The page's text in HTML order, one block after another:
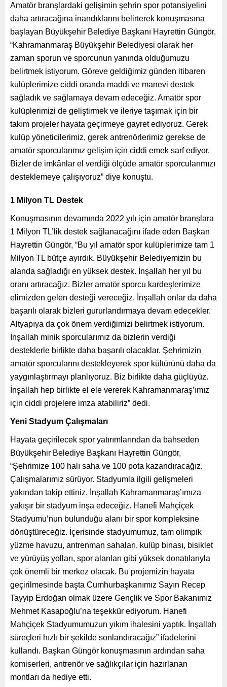
Amatör branşlardaki gelişimin şehrin spor potansiyelini
daha artıracağına inandıklarını belirterek konuşmasına
başlayan Büyükşehir Belediye Başkanı Hayrettin Güngör,
“Kahramanmaraş Büyükşehir Belediyesi olarak her
zaman sporun ve sporcunun yanında olduğumuzu
belirtmek istiyorum. Göreve geldiğimiz günden itibaren
kulüplerimize ciddi oranda maddi ve manevi destek
sağladık ve sağlamaya devam edeceğiz. Amatör spor
kulüplerimizi de geliştirmek ve ileriye taşımak için bir
takım projeler hayata geçirmeye gayret ediyoruz. Gerek
kulüp yöneticilerimiz, gerek antrenörlerimiz gerekse de
amatör sporcularımız gelişim için ciddi emek sarf ediyor.
Bizler de imkânlar el verdiği ölçüde amatör sporcularımızı
desteklemeye çalışıyoruz” diye konuştu.
1 Milyon TL Destek
Konuşmasının devamında 2022 yılı için amatör branşlara
1 Milyon TL’lik destek sağlanacağını ifade eden Başkan
Hayrettin Güngör, “Bu yıl amatör spor kulüplerimize tam 1
Milyon TL bütçe ayırdık. Büyükşehir Belediyemizin bu
alanda sağladığı en yüksek destek. İnşallah her yıl bu
oranı artıracağız. Bizler amatör sporcu kardeşlerimize
elimizden gelen desteği vereceğiz, İnşallah onlar da daha
başarılı olarak bizleri gururlandırmaya devam edecekler.
Altyapıya da çok önem verdiğimizi belirtmek istiyorum.
İnşallah minik sporcularımız da bizlerin verdiği
desteklerle birlikte daha başarılı olacaklar. Şehrimizin
amatör sporcularını destekleyerek spor kültürünü daha da
yaygınlaştırmayı planlıyoruz. Biz birlikte daha güçlüyüz.
İnşallah hep birlikte el ele vererek Kahramanmaraş’ımız
için ciddi projelere imza atabiliriz” dedi.
Yeni Stadyum Çalışmaları
Hayata geçirilecek spor yatırımlarından da bahseden
Büyükşehir Belediye Başkanı Hayrettin Güngör,
“Şehrimize 100 halı saha ve 100 pota kazandıracağız.
Çalışmalarımız sürüyor. Stadyumla ilgili gelişmeleri
yakından takip ettiniz. İnşallah Kahramanmaraş’ımıza
yakışır bir stadyum inşa edeceğiz. Hanefi Mahçiçek
Stadyumu’nun bulunduğu alanı bir spor kompleksine
dönüştüreceğiz. İçerisinde stadyumumuz, tam olimpik
yüzme havuzu, antrenman sahaları, kulüp binası, bisiklet
ve yürüyüş yolları, spor alanları gibi yüksek donatılarıyla
çok önemli bir merkez olacak. Bu projemizin hayata
geçirilmesinde başta Cumhurbaşkanımız Sayın Recep
Tayyip Erdoğan olmak üzere Gençlik ve Spor Bakanımız
Mehmet Kasapoğlu’na teşekkür ediyorum. Hanefi
Mahçiçek Stadyumumuzun yıkım ihalesini yaptık. İnşallah
süreçleri hızlı bir şekilde sonlandıracağız” ifadelerini
kullandı. Başkan Güngör konuşmasının ardından saha
komiserleri, antrenör ve sağlıkçılar için hazırlanan
montları da hediye etti.